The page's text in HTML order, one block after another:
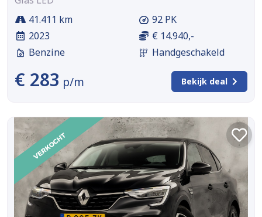
41.411 km
2023
Benzine
92 PK
€ 14.940,-
Handgeschakeld
€ 283 p/m Bekijk deal